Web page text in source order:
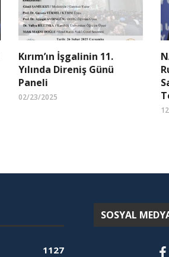
Kırım’ın İşgalinin 11.
Yılında Direniş Günü
Paneli
02/23/2025
1127
SOSYAL